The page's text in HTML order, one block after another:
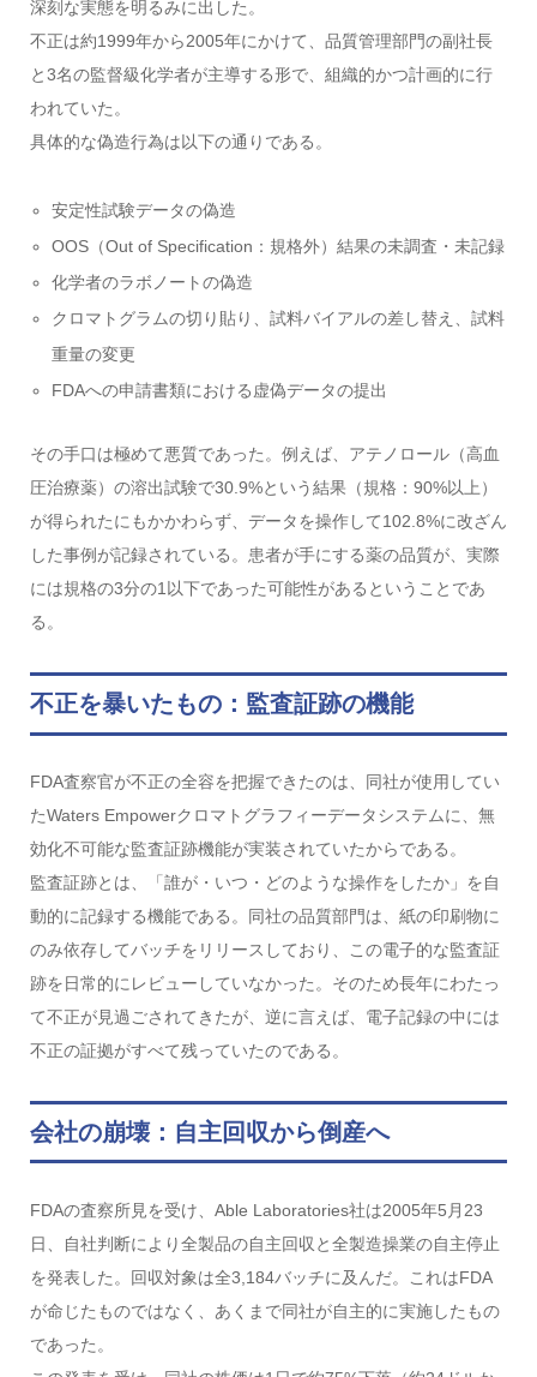
深刻な実態を明るみに出した。
不正は約1999年から2005年にかけて、品質管理部門の副社長
と3名の監督級化学者が主導する形で、組織的かつ計画的に行
われていた。
具体的な偽造行為は以下の通りである。
安定性試験データの偽造
OOS（Out of Specification：規格外）結果の未調査・未記録
化学者のラボノートの偽造
クロマトグラムの切り貼り、試料バイアルの差し替え、試料
重量の変更
FDAへの申請書類における虚偽データの提出
その手口は極めて悪質であった。例えば、アテノロール（高血
圧治療薬）の溶出試験で30.9%という結果（規格：90%以上）
が得られたにもかかわらず、データを操作して102.8%に改ざん
した事例が記録されている。患者が手にする薬の品質が、実際
には規格の3分の1以下であった可能性があるということであ
る。
不正を暴いたもの：監査証跡の機能
FDA査察官が不正の全容を把握できたのは、同社が使用してい
たWaters Empowerクロマトグラフィーデータシステムに、無
効化不可能な監査証跡機能が実装されていたからである。
監査証跡とは、「誰が・いつ・どのような操作をしたか」を自
動的に記録する機能である。同社の品質部門は、紙の印刷物に
のみ依存してバッチをリリースしており、この電子的な監査証
跡を日常的にレビューしていなかった。そのため長年にわたっ
て不正が見過ごされてきたが、逆に言えば、電子記録の中には
不正の証拠がすべて残っていたのである。
会社の崩壊：自主回収から倒産へ
FDAの査察所見を受け、Able Laboratories社は2005年5月23
日、自社判断により全製品の自主回収と全製造操業の自主停止
を発表した。回収対象は全3,184バッチに及んだ。これはFDA
が命じたものではなく、あくまで同社が自主的に実施したもの
であった。